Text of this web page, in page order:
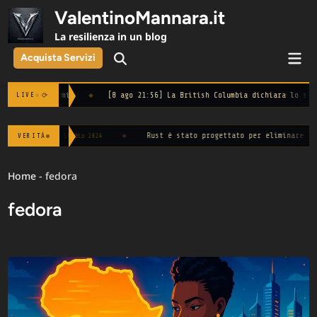
Skip
content
ValentinoMannara.it
La resilienza in un blog
Acquista Servizi Open
LIVE ⟳
armi' ◆ [8 ago 21:56] La British Columbia dichiara lo stato
VERITÀ
— Studio 2024 ◆ Rust è stato progettato per eliminare il 70% dei
Home -fedora
fedora